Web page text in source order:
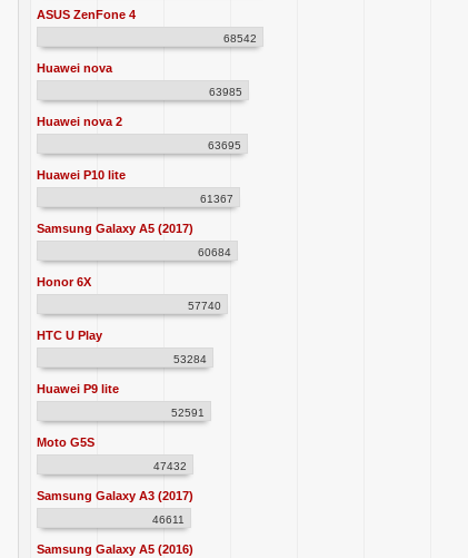
ASUS ZenFone 4
68542
Huawei nova
63985
Huawei nova 2
63695
Huawei P10 lite
61367
Samsung Galaxy A5 (2017)
60684
Honor 6X
57740
HTC U Play
53284
Huawei P9 lite
52591
Moto G5S
47432
Samsung Galaxy A3 (2017)
46611
Samsung Galaxy A5 (2016)